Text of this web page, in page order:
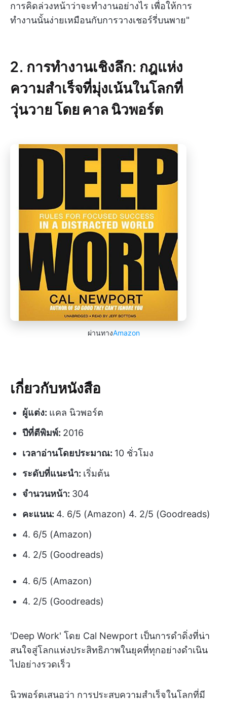
การคิดล่วงหน้าว่าจะทำงานอย่างไร เพื่อให้การ
ทำงานนั้นง่ายเหมือนกับการวางเชอร์รี่บนพาย"
2. การทำงานเชิงลึก: กฎแห่ง
ความสำเร็จที่มุ่งเน้นในโลกที่
วุ่นวาย โดย คาล นิวพอร์ต
ผ่านทางAmazon
เกี่ยวกับหนังสือ
ผู้แต่ง: แคล นิวพอร์ต
ปีที่ตีพิมพ์: 2016
เวลาอ่านโดยประมาณ: 10 ชั่วโมง
ระดับที่แนะนำ: เริ่มต้น
จำนวนหน้า: 304
คะแนน: 4. 6/5 (Amazon) 4. 2/5 (Goodreads)
4. 6/5 (Amazon)
4. 2/5 (Goodreads)
4. 6/5 (Amazon)
4. 2/5 (Goodreads)
'Deep Work' โดย Cal Newport เป็นการดำดิ่งที่น่า
สนใจสู่โลกแห่งประสิทธิภาพในยุคที่ทุกอย่างดำเนิน
ไปอย่างรวดเร็ว
นิวพอร์ตเสนอว่า การประสบความสำเร็จในโลกที่มี